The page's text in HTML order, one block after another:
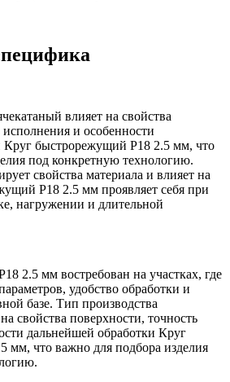
влияет на свойства
и особенности
Круг быстрорежущий Р18 2.5 мм, что
под конкретную технологию.
свойства материала и влияет на
Р18 2.5 мм проявляет себя при
нагружении и длительной
2.5 мм востребован на участках, где
удобство обработки и
базе. Тип производства
свойства поверхности, точность
дальнейшей обработки Круг
мм, что важно для подбора изделия